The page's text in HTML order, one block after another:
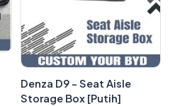
Denza D9 - Seat Aisle
Storage Box [Putih]